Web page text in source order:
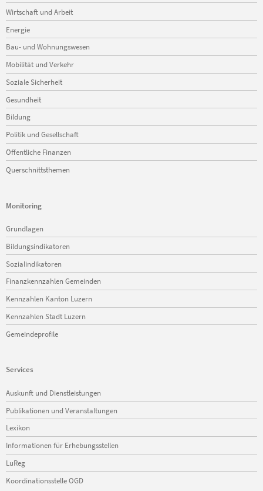
Wirtschaft und Arbeit
Energie
Bau- und Wohnungswesen
Mobilität und Verkehr
Soziale Sicherheit
Gesundheit
Bildung
Politik und Gesellschaft
Öffentliche Finanzen
Querschnittsthemen
Monitoring
Navigation
überspringen
Grundlagen
Bildungsindikatoren
Sozialindikatoren
Finanzkennzahlen Gemeinden
Kennzahlen Kanton Luzern
Kennzahlen Stadt Luzern
Gemeindeprofile
Services
Navigation
überspringen
Auskunft und Dienstleistungen
Publikationen und Veranstaltungen
Lexikon
Informationen für Erhebungsstellen
LuReg
Koordinationsstelle OGD